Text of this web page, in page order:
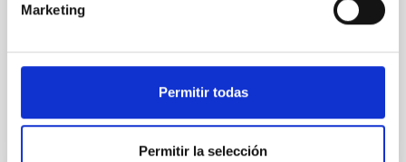
Marketing
Permitir todas
Permitir la selección
Shalyapin, V. N. et al.
NÚMERO DE CITAS 0